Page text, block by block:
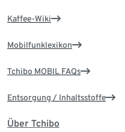
Kaffee-Wiki
Mobilfunklexikon
Tchibo MOBIL FAQs
Entsorgung / Inhaltsstoffe
Über Tchibo